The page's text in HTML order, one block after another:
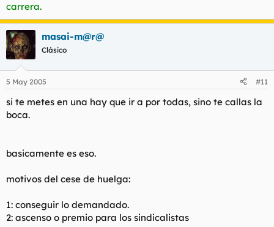
carrera.
masai-m@r@
Clásico
5 May 2005 #11
si te metes en una hay que ir a por todas, sino te callas la
boca.
basicamente es eso.
motivos del cese de huelga:
1: conseguir lo demandado.
2: ascenso o premio para los sindicalistas